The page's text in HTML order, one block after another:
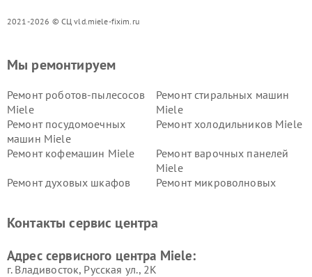
2021-2026 © СЦ vld.miele-fixim.ru
Мы ремонтируем
Ремонт роботов-пылесосов
Miele
Ремонт стиральных машин
Miele
Ремонт посудомоечных
машин Miele
Ремонт холодильников Miele
Ремонт кофемашин Miele
Ремонт варочных панелей
Miele
Ремонт духовых шкафов
Ремонт микроволновых
Miele
Miele
пылесосов Miele
Контакты сервис центра
Адрес сервисного центра Miele:
г. Владивосток, Русская ул., 2К